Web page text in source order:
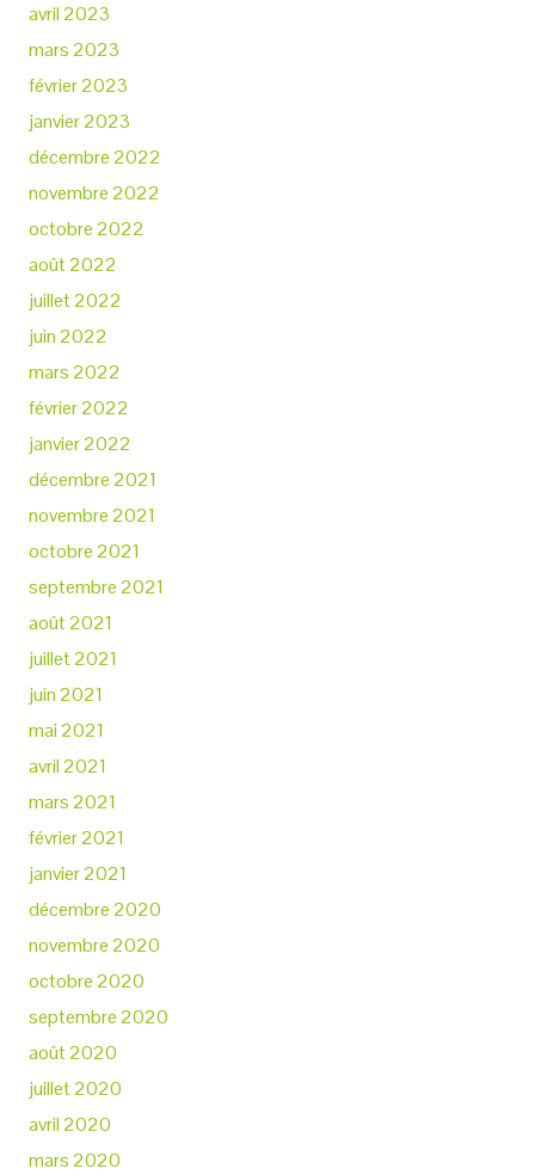
avril 2023
mars 2023
février 2023
janvier 2023
décembre 2022
novembre 2022
octobre 2022
août 2022
juillet 2022
juin 2022
mars 2022
février 2022
janvier 2022
décembre 2021
novembre 2021
octobre 2021
septembre 2021
août 2021
juillet 2021
juin 2021
mai 2021
avril 2021
mars 2021
février 2021
janvier 2021
décembre 2020
novembre 2020
octobre 2020
septembre 2020
août 2020
juillet 2020
avril 2020
mars 2020